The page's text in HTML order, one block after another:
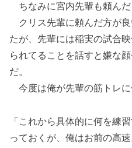
ちなみに宮内先輩も頼んだ
クリス先輩に頼んだ方が
たが、先輩には稲実の試合
られてることを話すと嫌な
だ。
今度は俺が先輩の筋トレに
「これから具体的に何を練
っておくが、俺はお前の高